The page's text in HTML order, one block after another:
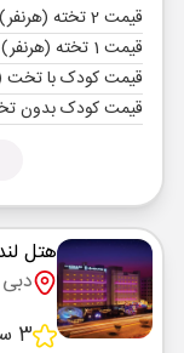
قیمت 2 تخته (هرنفر)
قیمت 1 تخته (هرنفر)
قیمت کودک با تخت
قیمت کودک بدون
هتل
دبی
3 ستاره